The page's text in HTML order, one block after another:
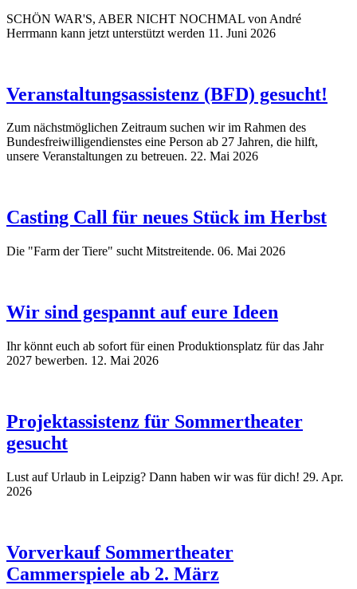
SCHÖN WAR'S, ABER NICHT NOCHMAL von André
Herrmann kann jetzt unterstützt werden 11. Juni 2026
Veranstaltungsassistenz (BFD) gesucht!
Zum nächstmöglichen Zeitraum suchen wir im Rahmen des
Bundesfreiwilligendienstes eine Person ab 27 Jahren, die hilft,
unsere Veranstaltungen zu betreuen. 22. Mai 2026
Casting Call für neues Stück im Herbst
Die "Farm der Tiere" sucht Mitstreitende. 06. Mai 2026
Wir sind gespannt auf eure Ideen
Ihr könnt euch ab sofort für einen Produktionsplatz für das Jahr
2027 bewerben. 12. Mai 2026
Projektassistenz für Sommertheater
gesucht
Lust auf Urlaub in Leipzig? Dann haben wir was für dich! 29. Apr.
2026
Vorverkauf Sommertheater
Cammerspiele ab 2. März